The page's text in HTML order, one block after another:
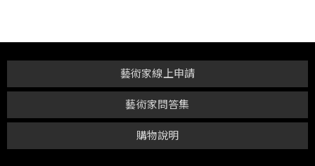
購物說明
藝術家問答集
藝術家線上申請